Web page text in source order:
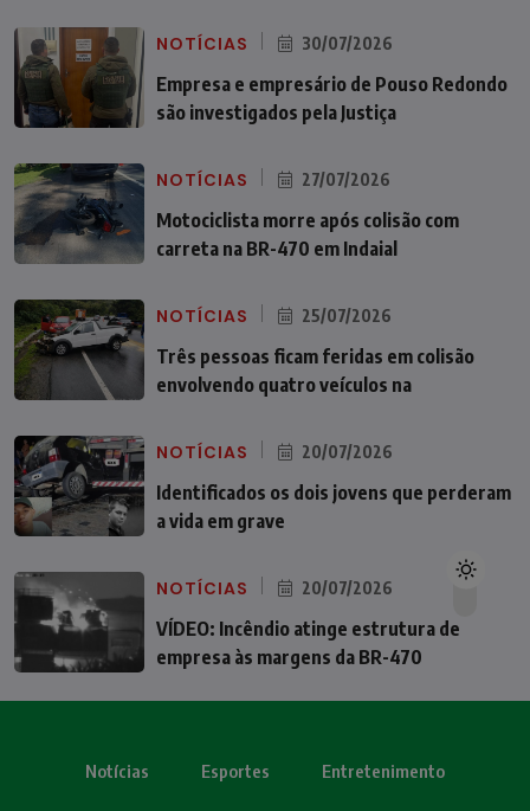
NOTÍCIAS 30/07/2026
Empresa e empresário de Pouso Redondo
são investigados pela Justiça
NOTÍCIAS 27/07/2026
Motociclista morre após colisão com
carreta na BR-470 em Indaial
NOTÍCIAS 25/07/2026
Três pessoas ficam feridas em colisão
envolvendo quatro veículos na
NOTÍCIAS 20/07/2026
Identificados os dois jovens que perderam
a vida em grave
NOTÍCIAS 20/07/2026
VÍDEO: Incêndio atinge estrutura de
empresa às margens da BR-470
Notícias Esportes Entretenimento